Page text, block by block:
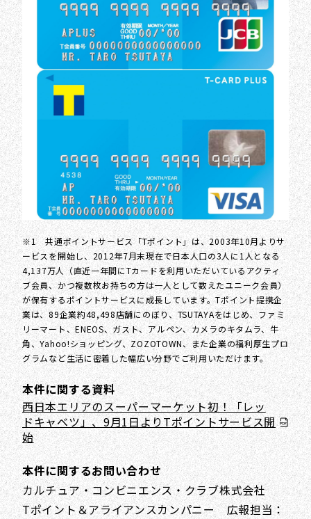
※1 共通ポイントサービス「Tポイント」は、2003年10月よりサ
ービスを開始し、2012年7月末現在で日本人口の3人に1人となる
4,137万人（直近一年間にTカードを利用いただいているアクティ
ブ会員、かつ複数枚お持ちの方は一人として数えたユニーク会員）
が保有するポイントサービスに成長しています。Tポイント提携企
業は、89企業約48,498店舗にのぼり、TSUTAYAをはじめ、ファミ
リーマート、ENEOS、ガスト、アルペン、カメラのキタムラ、牛
角、Yahoo!ショッピング、ZOZOTOWN、また企業の福利厚生プロ
グラムなど生活に密着した幅広い分野でご利用いただけます。
本件に関する資料
西日本エリアのスーパーマーケット初！「レッ
ドキャベツ」、9月1日よりTポイントサービス開
始
本件に関するお問い合わせ
カルチュア・コンビニエンス・クラブ株式会社
Tポイント＆アライアンスカンパニー 広報担当：